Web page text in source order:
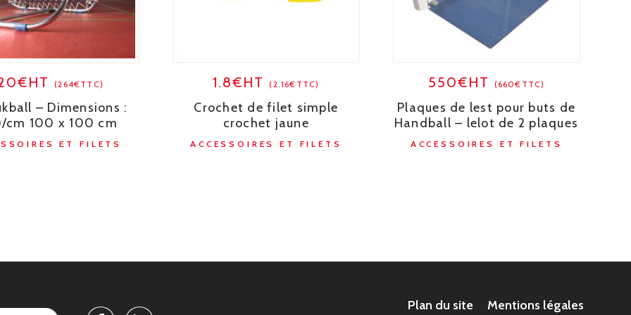
(264€TTC)
– Dimensions :
cm 100 x 100 cm
ET FILETS
1.8€HT(2.16€TTC)
Crochet de filet simple
crochet jaune
ACCESSOIRES ET FILETS
550€HT (660€TTC)
Plaques de lest pour buts de
Handball – lelot de 2 plaques
ACCESSOIRES ET FILETS
Plan du site Mentions légales